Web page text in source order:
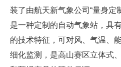
装了由航天新气象公司“量身定
是一种定制的自动气象站，具
的技术特征，可对风、气温、
细化监测，是高山赛区立体式